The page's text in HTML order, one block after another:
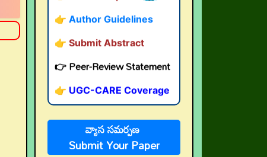
👉 Submit Abstract
👉 Peer-Review Statement
👉 UGC-CARE Coverage
👉 UGC-CARE రద్దు
వ్యాస సమర్పణ
Submit Your Paper